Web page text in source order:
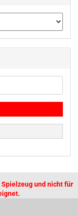
und nicht für